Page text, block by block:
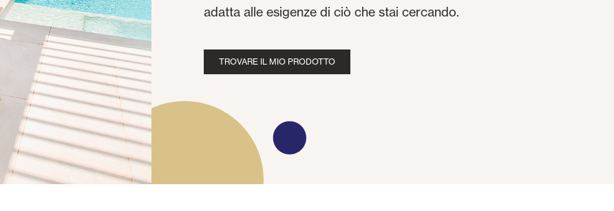
adatta alle esigenze di ciò che stai cercando.
TROVARE IL MIO PRODOTTO